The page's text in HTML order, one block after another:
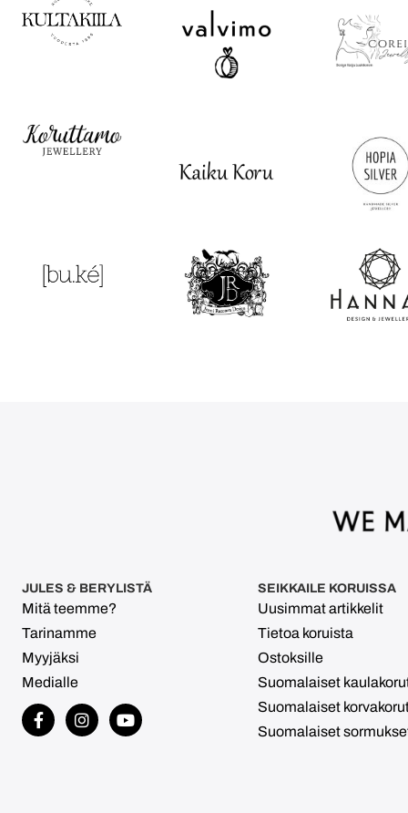
JULES & BERYLISTÄ
Mitä teemme?
Tarinamme
Myyjäksi
Medialle
SEIKKAILE KORUISSA
Uusimmat artikkelit
Tietoa koruista
Ostoksille
Suomalaiset
Suomalaiset
Suomalaiset